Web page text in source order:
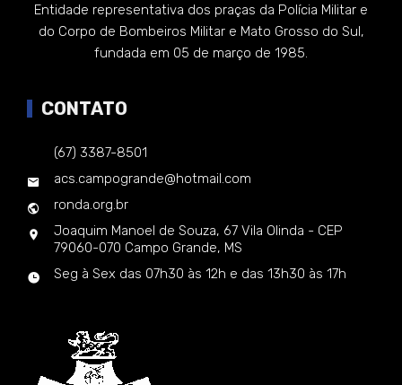
Entidade representativa dos praças da Polícia Militar e
do Corpo de Bombeiros Militar e Mato Grosso do Sul,
fundada em 05 de março de 1985.
CONTATO
(67) 3387-8501
acs.campogrande@hotmail.com
ronda.org.br
Joaquim Manoel de Souza, 67 Vila Olinda - CEP
79060-070 Campo Grande, MS
Seg à Sex das 07h30 às 12h e das 13h30 às 17h